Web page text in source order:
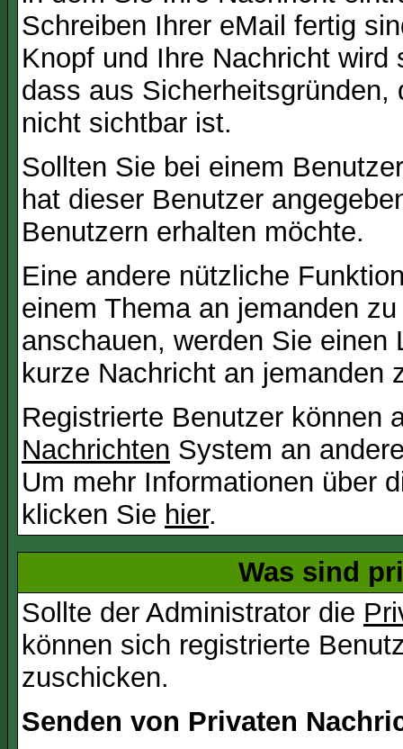
Schreiben Ihrer eMail fertig
Knopf und Ihre Nachricht
dass aus
nicht sichtbar ist.
Sollten Sie bei einem
hat dieser Benutzer
Benutzern erhalten möchte.
Eine andere nützliche
einem Thema an jemanden
anschauen, werden Sie
kurze Nachricht an jemanden
Registrierte Benutzer können
Nachrichten System an
Um mehr Informationen über
klicken Sie hier.
Was sind
Sollte der Administrator die
können sich registrierte
zuschicken.
Senden von Privaten